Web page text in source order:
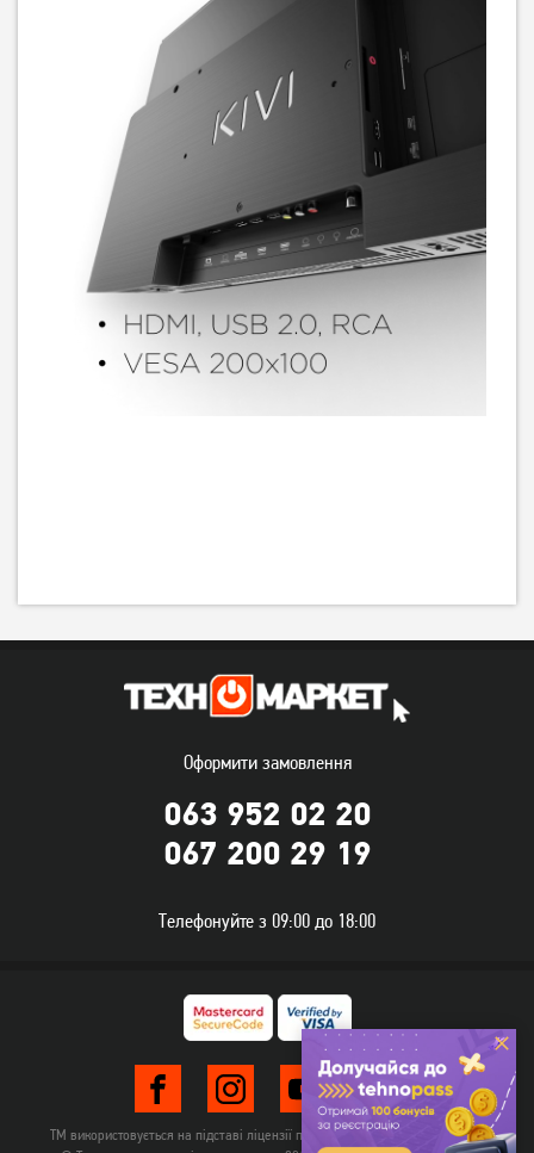
Оформити замовлення
063 952 02 20
067 200 29 19
Телефонуйте з 09:00 до 18:00
ТМ використовується на підставі ліцензії правовласника TehnomarketLTD